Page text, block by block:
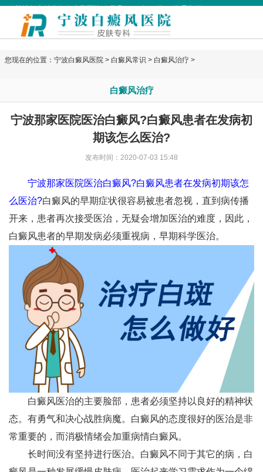
您现在的位置： 宁波白癜风医院 > 白癜风常识 > 白癜风治疗 >
白癜风治疗
宁波那家医院医治白癜风?白癜风患者在发病初
期该怎么医治?
发布时间：2020-07-03 15:48
宁波那家医院医治白癜风?白癜风患者在发病初期该怎
么医治?白癜风的早期症状很容易被患者忽视，直到病传播
开来，患者再次接受医治，无疑会增加医治的难度，因此，
白癜风患者的早期发病必须重视病，早期科学医治。
白癜风医治的主要脸部，患者必须坚持以良好的精神状
态。有勇气和决心战胜病魔。白癜风的态度很好的医治是非
常重要的，而消极情绪会加重病情白癜风。
长时间没有坚持进行医治。白癜风不同于其它的病，白